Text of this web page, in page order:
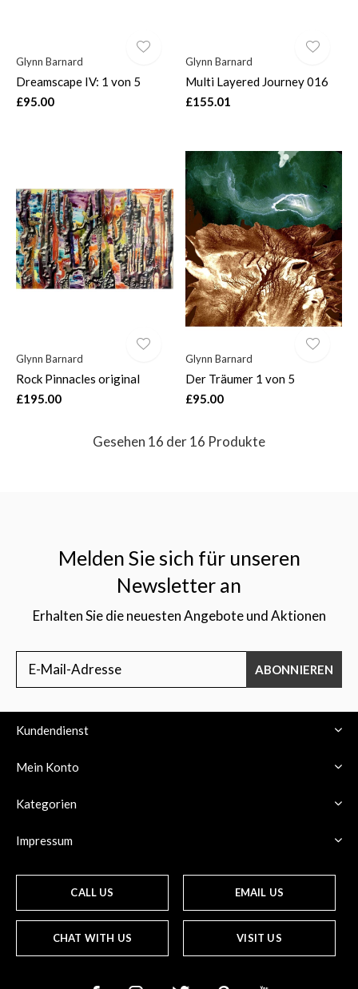
Glynn Barnard
Dreamscape IV: 1 von 5
£95.00
Glynn Barnard
Multi Layered Journey 016
£155.01
Glynn Barnard
Rock Pinnacles original
£195.00
Glynn Barnard
Der Träumer 1 von 5
£95.00
Gesehen 16 der 16 Produkte
Melden Sie sich für unseren
Newsletter an
Erhalten Sie die neuesten Angebote und Aktionen
ABONNIEREN
Kundendienst
Mein Konto
Kategorien
Impressum
CALL US EMAIL US
CHAT WITH US VISIT US